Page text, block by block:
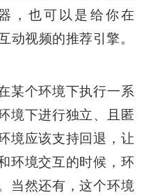
，也可以是给你在
动视频的推荐引擎。
某个环境下执行一系
境下进行独立、且匿
境应该支持回退，让
环境交互的时候，环
当然还有，这个环境